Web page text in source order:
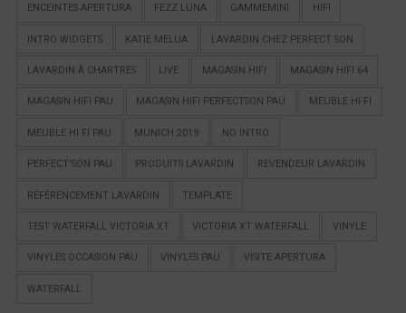
ENCEINTES APERTURA FEZZ LUNA GAMMEMINI HIFI
INTRO WIDGETS KATIE MELUA LAVARDIN CHEZ PERFECT SON
LAVARDIN À CHARTRES LIVE MAGASIN HIFI MAGASIN HIFI 64
MAGASIN HIFI PAU MAGASIN HIFI PERFECTSON PAU MEUBLE HI-FI
MEUBLE HI FI PAU MUNICH 2019 NO INTRO
PERFECT'SON PAU PRODUITS LAVARDIN REVENDEUR LAVARDIN
RÉFÉRENCEMENT LAVARDIN TEMPLATE
TEST WATERFALL VICTORIA XT VICTORIA XT WATERFALL VINYLE
VINYLES OCCASION PAU VINYLES PAU VISITE APERTURA
WATERFALL